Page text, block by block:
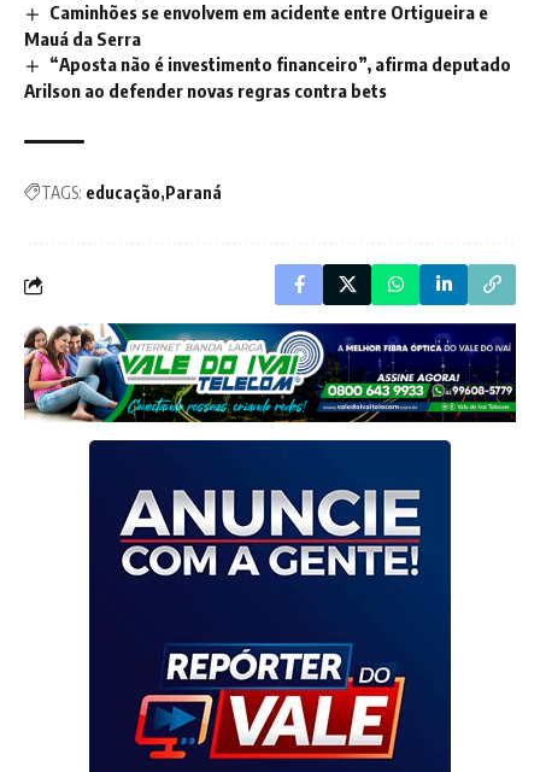
Caminhões se envolvem em acidente entre Ortigueira e
Mauá da Serra
“Aposta não é investimento financeiro”, afirma deputado
Arilson ao defender novas regras contra bets
TAGS: educação Paraná